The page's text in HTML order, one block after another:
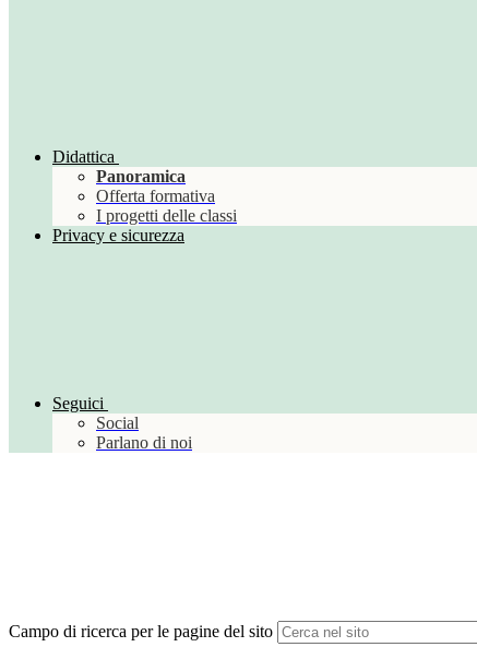
Didattica
Panoramica
Offerta formativa
I progetti delle classi
Privacy e sicurezza
Seguici
Social
Parlano di noi
Campo di ricerca per le pagine del sito